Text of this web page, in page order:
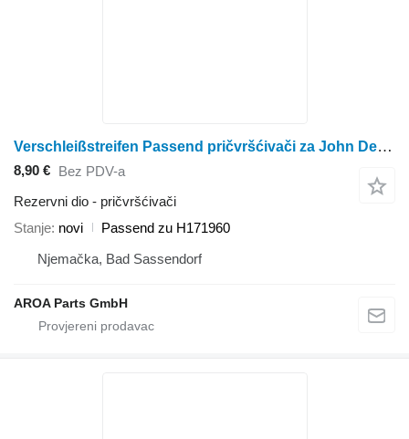
Verschleißstreifen Passend pričvršćivači za John Deere 9450, 9550SH, 9550, 9560SH, 9560, 9560STS, 9570 STS, 9650CTS, 96 kombajna za žito
8,90 € Bez PDV-a
Rezervni dio - pričvršćivači
Stanje novi
Passend zu H171960
Njemačka, Bad Sassendorf
AROA Parts GmbH